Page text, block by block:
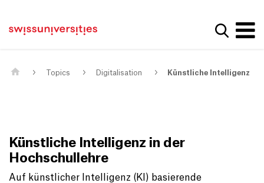
Main Navigation
Content
Meta Navigation
Show
Topics Digitalisation Künstliche Intelligenz
Künstliche Intelligenz in der
Hochschullehre
Auf künstlicher Intelligenz (KI) basierende